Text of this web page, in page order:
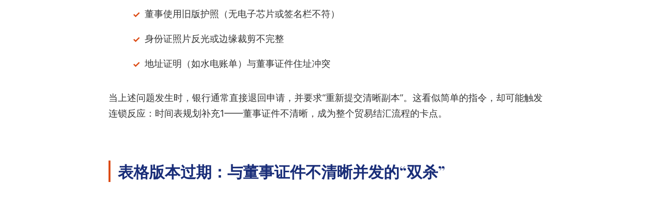
董事使用旧版护照（无电子芯片或签名栏不符）
身份证照片反光或边缘裁剪不完整
地址证明（如水电账单）与董事证件住址冲突
当上述问题发生时，银行通常直接退回申请，并要求“重新提交清晰副本”。这看似简单的指令，却可能触发
连锁反应：时间表规划补充1——董事证件不清晰，成为整个贸易结汇流程的卡点。
表格版本过期：与董事证件不清晰并发的“双杀”